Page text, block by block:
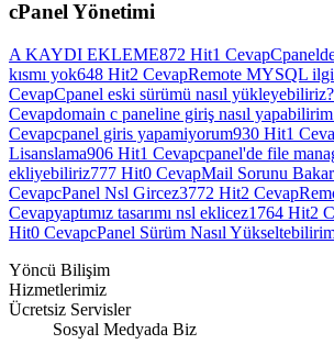
cPanel Yönetimi
A KAYDI EKLEME872 Hit1 Cevap
kısmı yok648 Hit2 CevapRemote MYSQL
CevapCpanel eski sürümü nasıl yükleyebiliriz?
Cevapdomain c paneline giriş nasıl yapabilirim
Cevapcpanel giris yapamiyorum930 Hit1
Lisanslama906 Hit1 Cevapcpanel'de file
ekliyebiliriz777 Hit0 CevapMail Sorunu
CevapcPanel Nsl Gircez3772 Hit2 Cevap
Cevapyaptımız tasarımı nsl eklicez1764 Hit2
Hit0 CevapcPanel Sürüm Nasıl
Yöncü Bilişim
Hizmetlerimiz
Ücretsiz Servisler
Sosyal Medyada Biz